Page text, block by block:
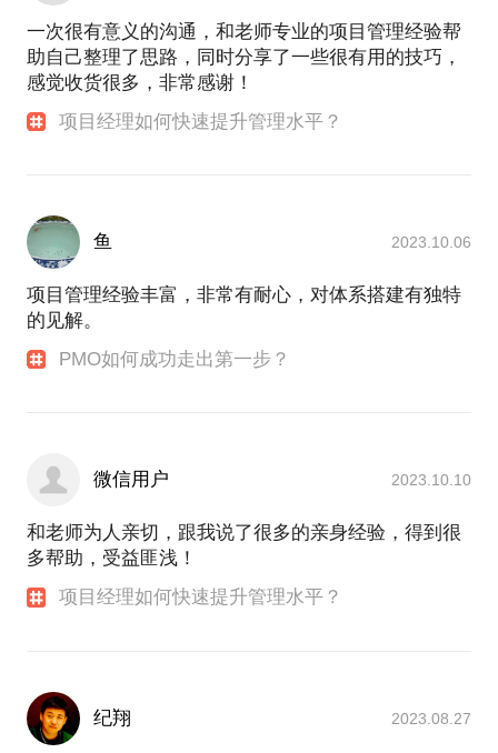
一次很有意义的沟通，和老师专业的项目管理经验帮
助自己整理了思路，同时分享了一些很有用的技巧，
感觉收货很多，非常感谢！
项目经理如何快速提升管理水平？
鱼 2023.10.06
项目管理经验丰富，非常有耐心，对体系搭建有独特
的见解。
PMO如何成功走出第一步？
微信用户 2023.10.10
和老师为人亲切，跟我说了很多的亲身经验，得到很
多帮助，受益匪浅！
项目经理如何快速提升管理水平？
纪翔 2023.08.27